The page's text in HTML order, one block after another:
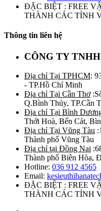
ĐẶC BIỆT : FREE
THÀNH CÁC TỈNH
Thông tin liên hệ
CÔNG TY
Địa chỉ Tại TPHCM:
- TP.Hồ Chí Minh
Địa chỉ Tại Cần Thơ
Q.Bình Thủy, TP.Cần
Địa chỉ Tại Bình
Thới Hoà, Bến Cát,
Địa chỉ Tại Vũng Tàu
Thành phố Vũng Tàu
Địa chỉ tại Đồng Nai
Thành phố Biên Hòa,
Hotline: 036 912 4565
Email:
ĐẶC BIỆT : FREE
THÀNH CÁC TỈNH